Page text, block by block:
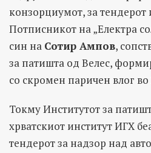
конзорциумот, за тендерот
Потписникот на „Електра
син на Сотир Ампов,
за патишта од Велес,
со скромен паричен влог во
Токму Институтот за
хрватскиот институт ИГХ
тендерот за надзор над